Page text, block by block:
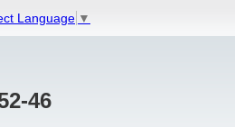
Language ▼
46